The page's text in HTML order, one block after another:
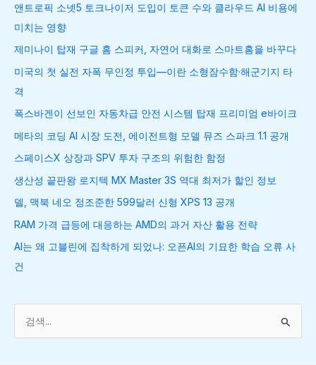
앤트로픽 소넷5 토크나이저 도입이 토큰 수와 클라우드 AI 비용에
미치는 영향
제미나이 탑재 구글 홈 스피커, 자연어 대화로 스마트홈을 바꾸다
미국의 첫 실전 자폭 무인정 투입—이란 소형잠수함·해군기지 타
격
폭스바겐이 선보인 자동차급 안전 시스템 탑재 프리미엄 e바이크
메타의 코딩 AI 시장 도전, 에이전트형 모델 뮤즈 스파크 1.1 공개
스페이스X 상장과 SPV 투자 구조의 위험한 함정
생산성 끝판왕 로지텍 MX Master 3S 역대 최저가 할인 정보
델, 맥북 네오 정조준한 599달러 신형 XPS 13 공개
RAM 가격 급등에 대응하는 AMD의 과거 자산 활용 전략
AI는 왜 고블린에 집착하게 되었나: 오픈AI의 기묘한 학습 오류 사
건